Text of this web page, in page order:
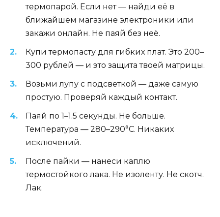
термопарой. Если нет — найди её в
ближайшем магазине электроники или
закажи онлайн. Не паяй без неё.
Купи термопасту для гибких плат. Это 200–
300 рублей — и это защита твоей матрицы.
Возьми лупу с подсветкой — даже самую
простую. Проверяй каждый контакт.
Паяй по 1–1.5 секунды. Не больше.
Температура — 280–290°C. Никаких
исключений.
После пайки — нанеси каплю
термостойкого лака. Не изоленту. Не скотч.
Лак.